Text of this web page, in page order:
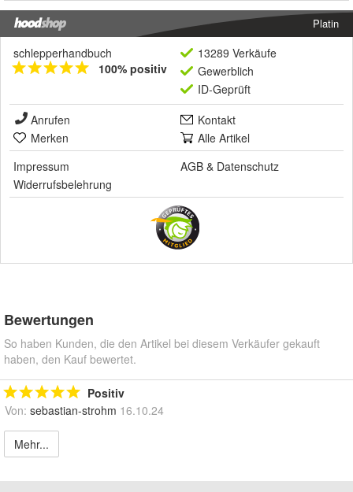
Platin
schlepperhandbuch
100% positiv
13289 Verkäufe
Gewerblich
ID-Geprüft
Anrufen
Kontakt
Merken
Alle Artikel
Impressum
AGB & Datenschutz
Widerrufsbelehrung
Bewertungen
So haben Kunden, die den Artikel bei diesem Verkäufer gekauft
haben, den Kauf bewertet.
Positiv
Von: sebastian-strohm 16.10.24
Mehr...